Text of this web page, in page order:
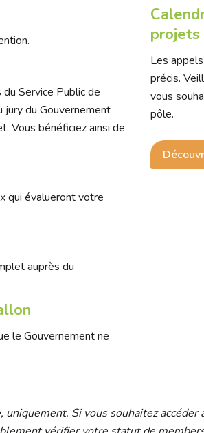
Service Public de
jury du Gouvernement
Vous bénéficiez ainsi de
qui évalueront votre
auprès du
le Gouvernement ne
projets
Les
précis.
vous
pôle.
Si vous souhaitez accéder